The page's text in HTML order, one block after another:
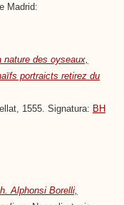
Madrid:
nature des oyseaux,
portraicts retirez du
1555. Signatura: BH
Alphonsi Borelli,